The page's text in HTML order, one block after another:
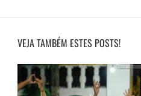
VEJA TAMBÉM ESTES POSTS!